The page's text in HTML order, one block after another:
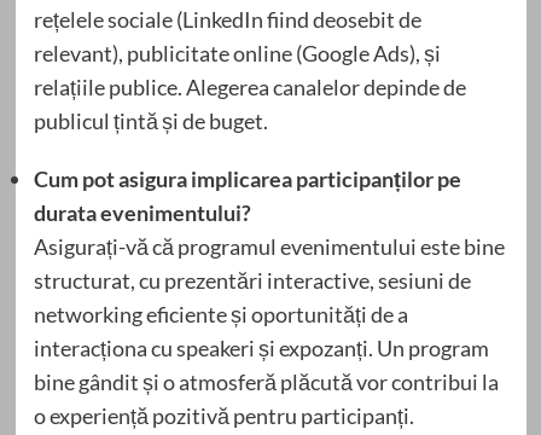
rețelele sociale (LinkedIn fiind deosebit de
relevant), publicitate online (Google Ads), și
relațiile publice. Alegerea canalelor depinde de
publicul țintă și de buget.
Cum pot asigura implicarea participanților pe
durata evenimentului?
Asigurați-vă că programul evenimentului este bine
structurat, cu prezentări interactive, sesiuni de
networking eficiente și oportunități de a
interacționa cu speakeri și expozanți. Un program
bine gândit și o atmosferă plăcută vor contribui la
o experiență pozitivă pentru participanți.